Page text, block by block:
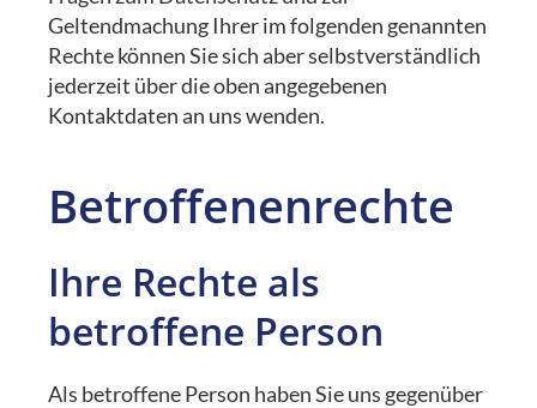
Geltendmachung Ihrer im folgenden genannten
Rechte können Sie sich aber selbstverständlich
jederzeit über die oben angegebenen
Kontaktdaten an uns wenden.
Betroffenenrechte
Ihre Rechte als
betroffene Person
Als betroffene Person haben Sie uns gegenüber